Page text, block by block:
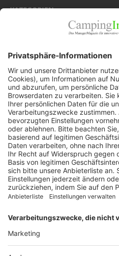
KATEGORIEN
Firmenporträts
Panorama
Produkte
Ratgeber
Weitblick
WEITERES AUS DEM VERLAG
Reisemobil International